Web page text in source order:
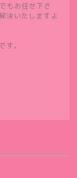
もお任せ下さ
決いたしますよ
す。